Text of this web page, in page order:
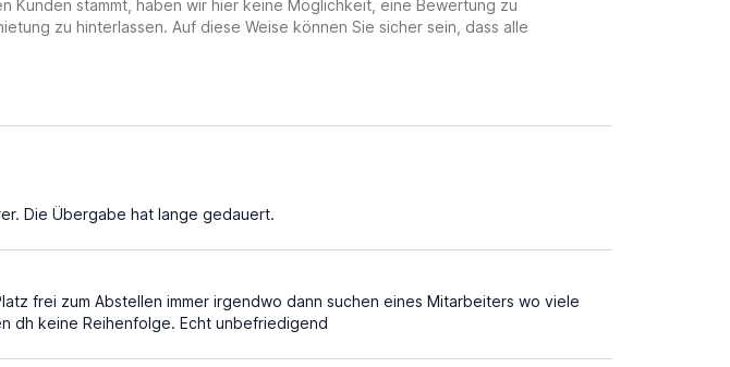
stammt, haben wir hier keine Möglichkeit, eine Bewertung zu
zu hinterlassen. Auf diese Weise können Sie sicher sein, dass alle
Die Übergabe hat lange gedauert.
frei zum Abstellen immer irgendwo dann suchen eines Mitarbeiters wo viele
dh keine Reihenfolge. Echt unbefriedigend